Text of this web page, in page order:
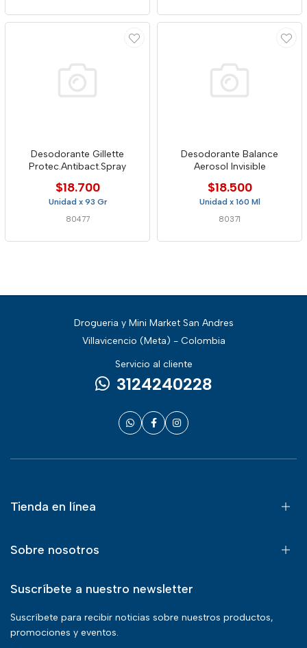
Desodorante Gillette
Protec.Antibact.Spray
$18.700
Unidad x 93 Gr
80477
Desodorante Balance
Aerosol Invisible
$18.500
Unidad x 160 Ml
80371
Drogueria y Mini Market San Andres
Villavicencio (Meta) - Colombia
Servicio al cliente
3124240228
Tienda en línea
Sobre nosotros
Suscríbete a nuestro newsletter
Suscríbete para recibir noticias sobre nuestros productos,
promociones y eventos.